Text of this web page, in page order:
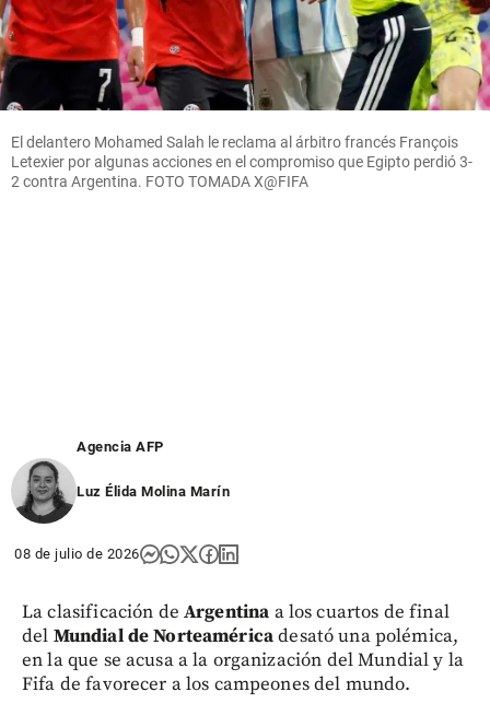
El delantero Mohamed Salah le reclama al árbitro francés François
Letexier por algunas acciones en el compromiso que Egipto perdió 3-
2 contra Argentina. FOTO TOMADA X@FIFA
Agencia AFP
Luz Élida Molina Marín
08 de julio de 2026
La clasificación de Argentina a los cuartos de final
del Mundial de Norteaméricadesató una polémica,
en la que se acusa a la organización del Mundial y la
Fifa de favorecer a los campeones del mundo.